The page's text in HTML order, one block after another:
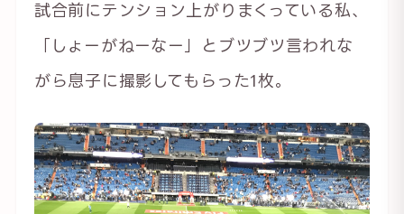
試合前にテンション上がりまくっている私、
「しょーがねーなー」とブツブツ言われな
がら息子に撮影してもらった1枚。